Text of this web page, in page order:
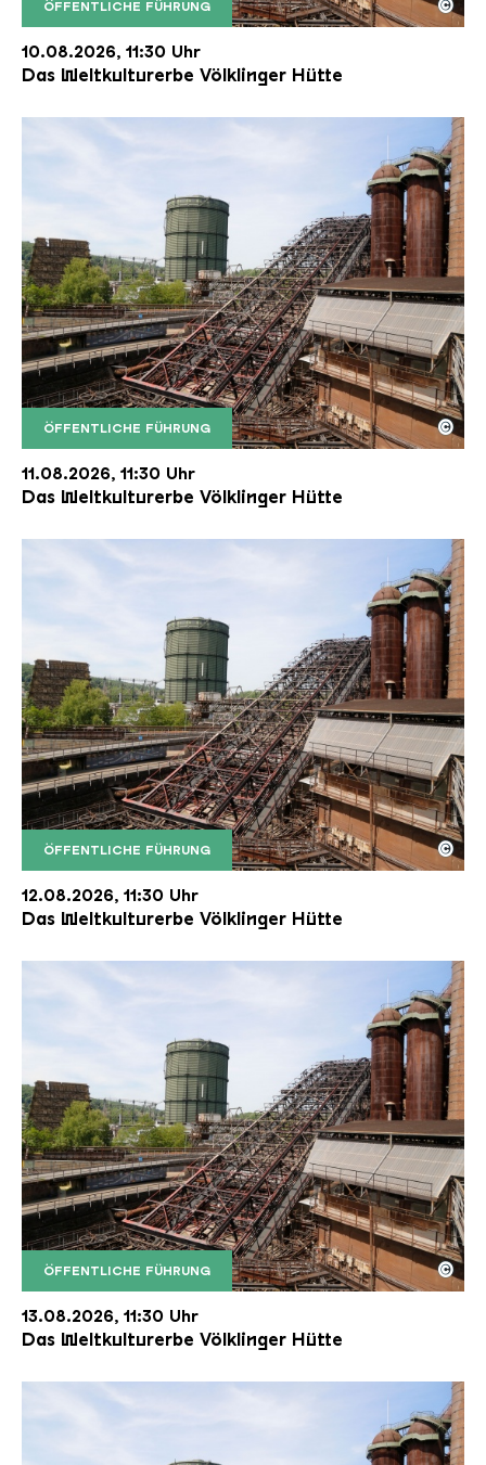
ÖFFENTLICHE FÜHRUNG
Der Erzschrägaufzug der Völklinger Hütte mit
Copyright: Weltkulturerbe Völklinger Hütte | Karl
©
10.08.2026, 11:30 Uhr
Das Weltkulturerbe Völklinger Hütte
ÖFFENTLICHE FÜHRUNG
Der Erzschrägaufzug der Völklinger Hütte mit
Copyright: Weltkulturerbe Völklinger Hütte | Karl
©
11.08.2026, 11:30 Uhr
Das Weltkulturerbe Völklinger Hütte
ÖFFENTLICHE FÜHRUNG
Der Erzschrägaufzug der Völklinger Hütte mit
Copyright: Weltkulturerbe Völklinger Hütte | Karl
©
12.08.2026, 11:30 Uhr
Das Weltkulturerbe Völklinger Hütte
ÖFFENTLICHE FÜHRUNG
Der Erzschrägaufzug der Völklinger Hütte mit
Copyright: Weltkulturerbe Völklinger Hütte | Karl
©
13.08.2026, 11:30 Uhr
Das Weltkulturerbe Völklinger Hütte